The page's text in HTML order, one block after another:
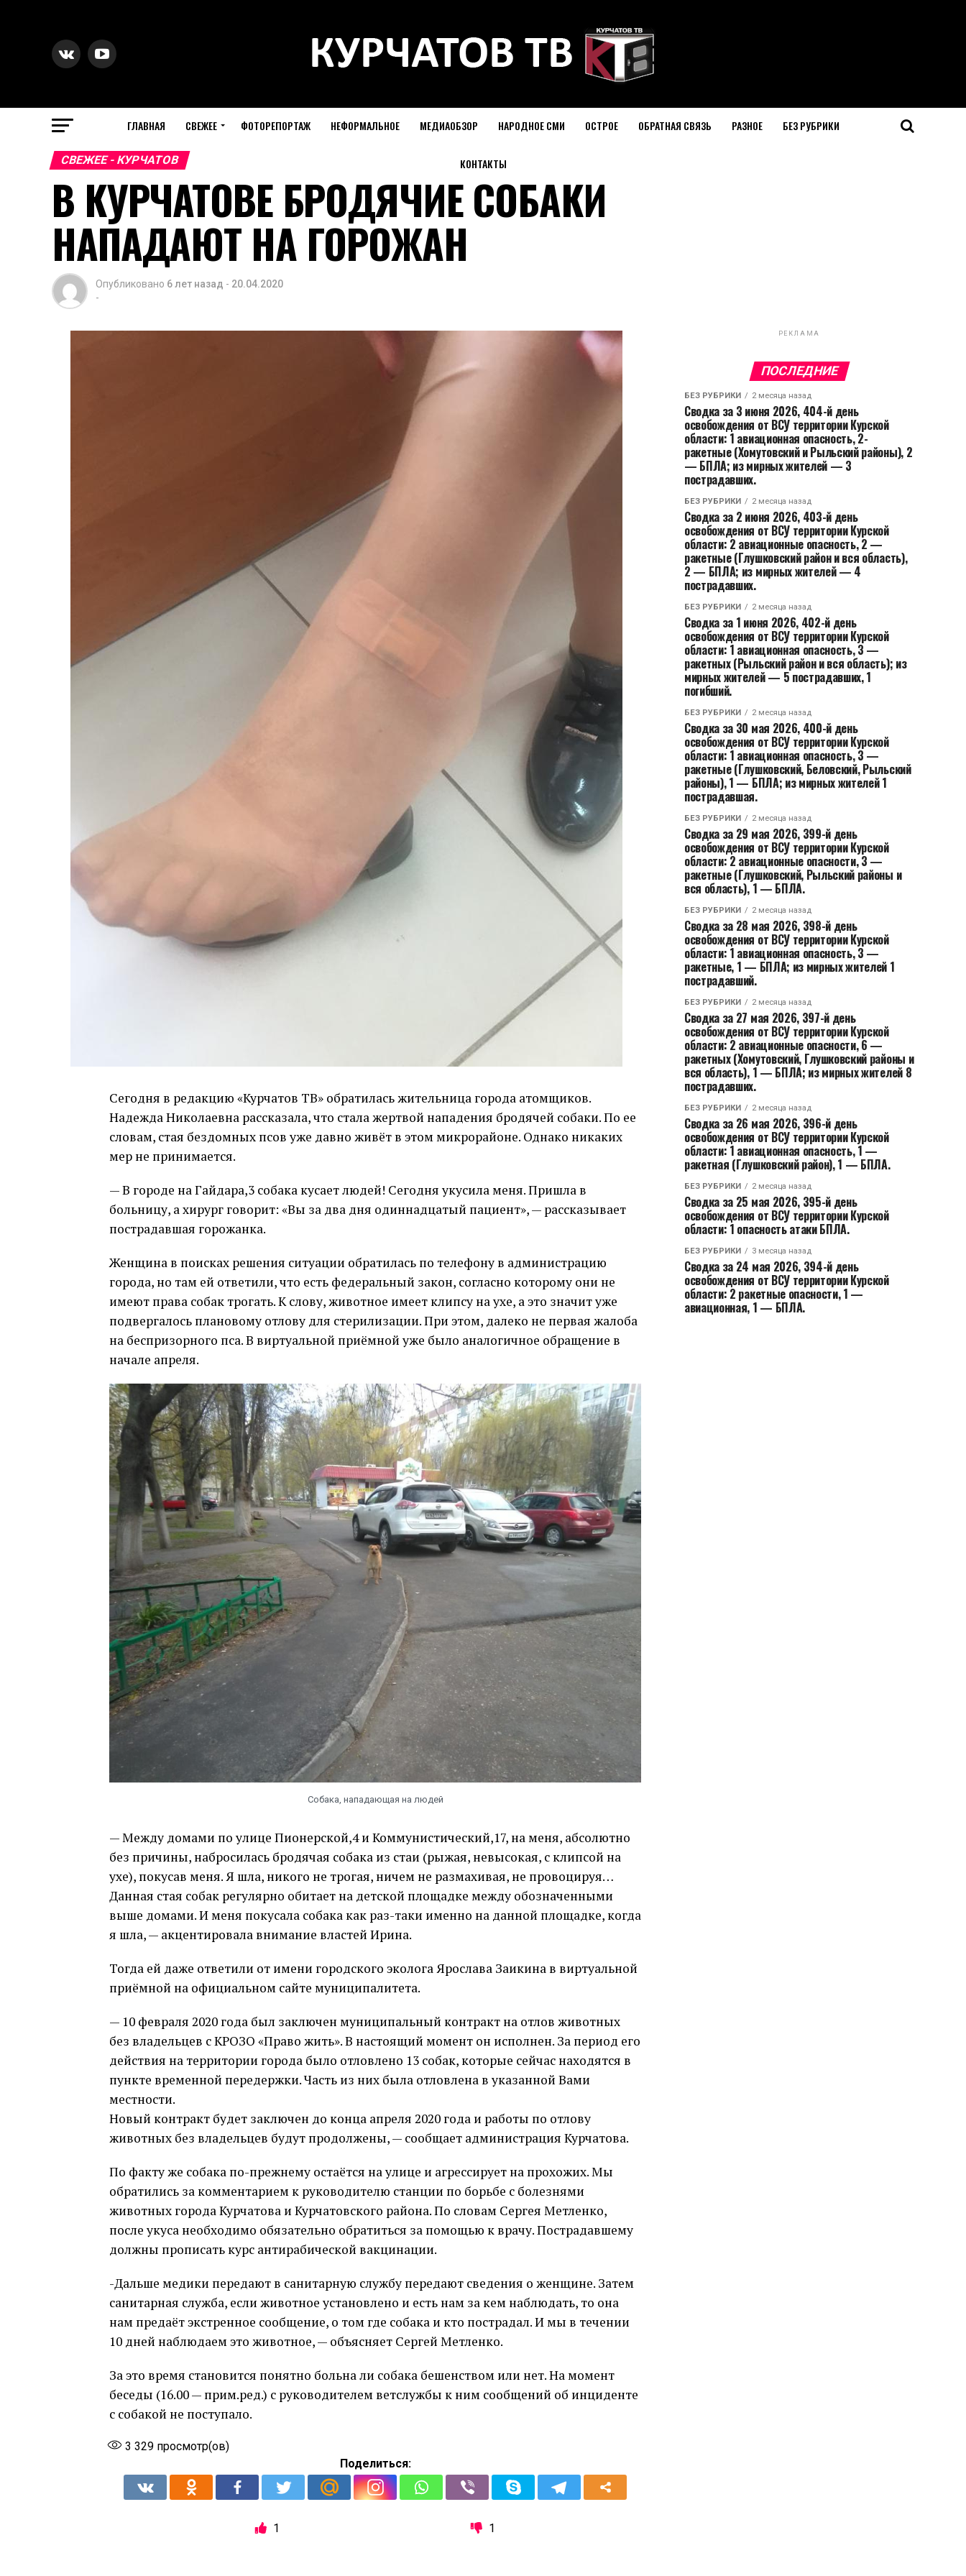
ГЛАВНАЯ СВЕЖЕЕ ФОТОРЕПОРТАЖ НЕФОРМАЛЬНОЕ МЕДИАОБЗОР НАРОДНОЕ СМИ ОСТРОЕ ОБРАТНАЯ СВЯЗЬ РАЗНОЕ БЕЗ РУБРИКИ
КОНТАКТЫ
СВЕЖЕЕ - КУРЧАТОВ
В КУРЧАТОВЕ БРОДЯЧИЕ СОБАКИ
НАПАДАЮТ НА ГОРОЖАН
Опубликовано 6 лет назад - 20.04.2020
-
Сегодня в редакцию «Курчатов ТВ» обратилась жительница города атомщиков.
Надежда Николаевна рассказала, что стала жертвой нападения бродячей собаки. По ее
словам, стая бездомных псов уже давно живёт в этом микрорайоне. Однако никаких
мер не принимается.
— В городе на Гайдара,3 собака кусает людей! Сегодня укусила меня. Пришла в
больницу, а хирург говорит: «Вы за два дня одиннадцатый пациент», — рассказывает
пострадавшая горожанка.
Женщина в поисках решения ситуации обратилась по телефону в администрацию
города, но там ей ответили, что есть федеральный закон, согласно которому они не
имеют права собак трогать. К слову, животное имеет клипсу на ухе, а это значит уже
подвергалось плановому отлову для стерилизации. При этом, далеко не первая жалоба
на беспризорного пса. В виртуальной приёмной уже было аналогичное обращение в
начале апреля.
Собака, нападающая на людей
— Между домами по улице Пионерской,4 и Коммунистический,17, на меня, абсолютно
без причины, набросилась бродячая собака из стаи (рыжая, невысокая, с клипсой на
ухе), покусав меня. Я шла, никого не трогая, ничем не размахивая, не провоцируя…
Данная стая собак регулярно обитает на детской площадке между обозначенными
выше домами. И меня покусала собака как раз-таки именно на данной площадке, когда
я шла, — акцентировала внимание властей Ирина.
Тогда ей даже ответили от имени городского эколога Ярослава Заикина в виртуальной
приёмной на официальном сайте муниципалитета.
— 10 февраля 2020 года был заключен муниципальный контракт на отлов животных
без владельцев с КРОЗО «Право жить». В настоящий момент он исполнен. За период его
действия на территории города было отловлено 13 собак, которые сейчас находятся в
пункте временной передержки. Часть из них была отловлена в указанной Вами
местности.
Новый контракт будет заключен до конца апреля 2020 года и работы по отлову
животных без владельцев будут продолжены, — сообщает администрация Курчатова.
По факту же собака по-прежнему остаётся на улице и агрессирует на прохожих. Мы
обратились за комментарием к руководителю станции по борьбе с болезнями
животных города Курчатова и Курчатовского района. По словам Сергея Метленко,
после укуса необходимо обязательно обратиться за помощью к врачу. Пострадавшему
должны прописать курс антирабической вакцинации.
-Дальше медики передают в санитарную службу передают сведения о женщине. Затем
санитарная служба, если животное установлено и есть нам за кем наблюдать, то она
нам предаёт экстренное сообщение, о том где собака и кто пострадал. И мы в течении
10 дней наблюдаем это животное, — объясняет Сергей Метленко.
За это время становится понятно больна ли собака бешенством или нет. На момент
беседы (16.00 — прим.ред.) с руководителем ветслужбы к ним сообщений об инциденте
с собакой не поступало.
3 329 просмотр(ов)
Поделиться:
1 1
РЕКЛАМА
ПОСЛЕДНИЕ
БЕЗ РУБРИКИ 2 месяца назад
Сводка за 3 июня 2026, 404-й день
освобождения от ВСУ территории Курской
области: 1 авиационная опасность, 2-
ракетные (Хомутовский и Рыльский районы), 2
— БПЛА; из мирных жителей — 3
пострадавших.
БЕЗ РУБРИКИ 2 месяца назад
Сводка за 2 июня 2026, 403-й день
освобождения от ВСУ территории Курской
области: 2 авиационные опасность, 2 —
ракетные (Глушковский район и вся область),
2 — БПЛА; из мирных жителей — 4
пострадавших.
БЕЗ РУБРИКИ 2 месяца назад
Сводка за 1 июня 2026, 402-й день
освобождения от ВСУ территории Курской
области: 1 авиационная опасность, 3 —
ракетных (Рыльский район и вся область); из
мирных жителей — 5 пострадавших, 1
погибший.
БЕЗ РУБРИКИ 2 месяца назад
Сводка за 30 мая 2026, 400-й день
освобождения от ВСУ территории Курской
области: 1 авиационная опасность, 3 —
ракетные (Глушковский, Беловский, Рыльский
районы), 1 — БПЛА; из мирных жителей 1
пострадавшая.
БЕЗ РУБРИКИ 2 месяца назад
Сводка за 29 мая 2026, 399-й день
освобождения от ВСУ территории Курской
области: 2 авиационные опасности, 3 —
ракетные (Глушковский, Рыльский районы и
вся область), 1 — БПЛА.
БЕЗ РУБРИКИ 2 месяца назад
Сводка за 28 мая 2026, 398-й день
освобождения от ВСУ территории Курской
области: 1 авиационная опасность, 3 —
ракетные, 1 — БПЛА; из мирных жителей 1
пострадавший.
БЕЗ РУБРИКИ 2 месяца назад
Сводка за 27 мая 2026, 397-й день
освобождения от ВСУ территории Курской
области: 2 авиационные опасности, 6 —
ракетных (Хомутовский, Глушковский районы и
вся область), 1 — БПЛА; из мирных жителей 8
пострадавших.
БЕЗ РУБРИКИ 2 месяца назад
Сводка за 26 мая 2026, 396-й день
освобождения от ВСУ территории Курской
области: 1 авиационная опасность, 1 —
ракетная (Глушковский район), 1 — БПЛА.
БЕЗ РУБРИКИ 2 месяца назад
Сводка за 25 мая 2026, 395-й день
освобождения от ВСУ территории Курской
области: 1 опасность атаки БПЛА.
БЕЗ РУБРИКИ 3 месяца назад
Сводка за 24 мая 2026, 394-й день
освобождения от ВСУ территории Курской
области: 2 ракетные опасности, 1 —
авиационная, 1 — БПЛА.